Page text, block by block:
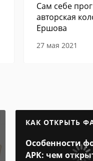
Сам себе
авторская
Ершова
27 мая 2021
КАК ОТКРЫТЬ
Особенности
APK: чем